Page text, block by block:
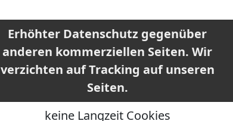
Erhöhter Datenschutz gegenüber
anderen kommerziellen Seiten. Wir
verzichten auf Tracking auf unseren
Seiten.
keine Langzeit Cookies